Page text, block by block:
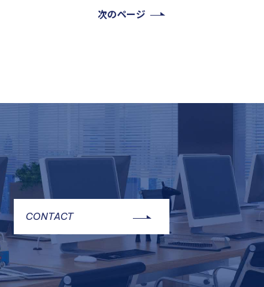
次のページ
CONTACT